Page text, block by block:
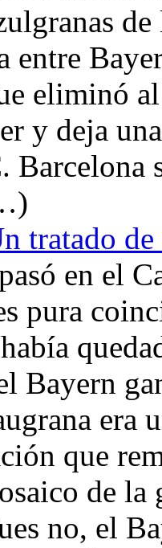
entre
eliminó
y deja
Barcelona
tratado
en el
pura
Bayern
era
que
de la
no, el